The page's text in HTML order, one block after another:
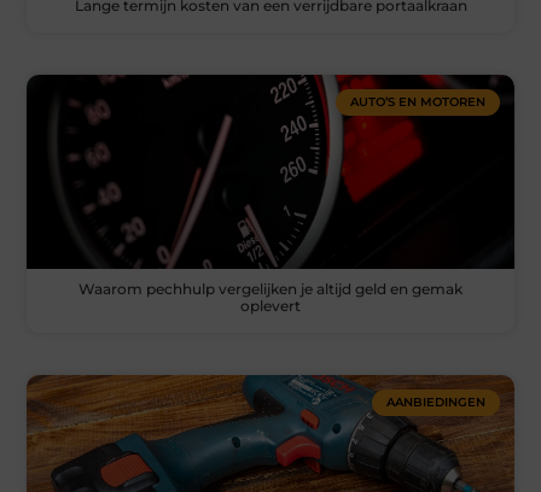
Lange termijn kosten van een verrijdbare portaalkraan
AUTO’S EN MOTOREN
Waarom pechhulp vergelijken je altijd geld en gemak
oplevert
AANBIEDINGEN